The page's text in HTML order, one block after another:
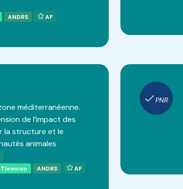
ANDRS AF
méditerranéenne.
de l’impact des
la structure et le
animales
ANDRS AF
PNR